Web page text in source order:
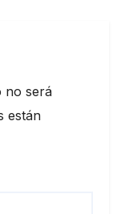
no será
están